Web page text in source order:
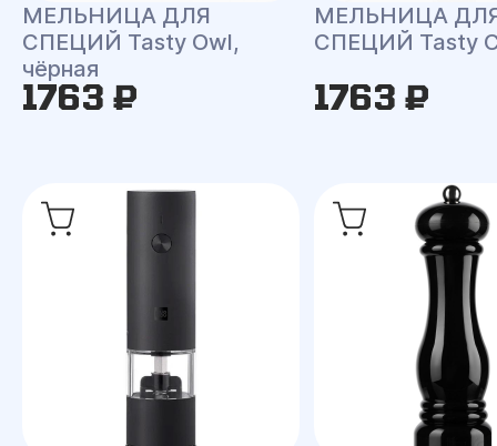
МЕЛЬНИЦА ДЛЯ
СПЕЦИЙ Tasty Owl,
чёрная
1763 ₽
МЕЛЬНИЦА
СПЕЦИЙ Tasty
1763 ₽